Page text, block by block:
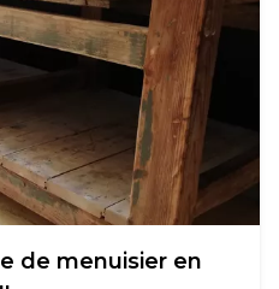
de menuisier en